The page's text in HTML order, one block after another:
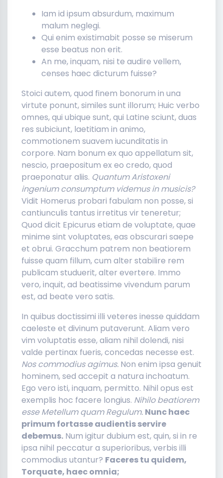
Iam id ipsum absurdum, maximum
malum neglegi.
Qui enim existimabit posse se miserum
esse beatus non erit.
An me, inquam, nisi te audire vellem,
censes haec dicturum fuisse?
Stoici autem, quod finem bonorum in una
virtute ponunt, similes sunt illorum; Huic verbo
omnes, qui ubique sunt, qui Latine sciunt, duas
res subiciunt, laetitiam in animo,
commotionem suavem iucunditatis in
corpore. Nam bonum ex quo appellatum sit,
nescio, praepositum ex eo credo, quod
praeponatur aliis. Quantum Aristoxeni
ingenium consumptum videmus in musicis?
Vidit Homerus probari fabulam non posse, si
cantiunculis tantus irretitus vir teneretur;
Quod dicit Epicurus etiam de voluptate, quae
minime sint voluptates, eas obscurari saepe
et obrui. Gracchum patrem non beatiorem
fuisse quam fillum, cum alter stabilire rem
publicam studuerit, alter evertere. Immo
vero, inquit, ad beatissime vivendum parum
est, ad beate vero satis.
In quibus doctissimi illi veteres inesse quiddam
caeleste et divinum putaverunt. Aliam vero
vim voluptatis esse, aliam nihil dolendi, nisi
valde pertinax fueris, concedas necesse est.
Nos commodius agimus. Non enim ipsa genuit
hominem, sed accepit a natura inchoatum.
Ego vero isti, inquam, permitto. Nihil opus est
exemplis hoc facere longius. Nihilo beatiorem
esse Metellum quam Regulum. Nunc haec
primum fortasse audientis servire
debemus. Num igitur dubium est, quin, si in re
ipsa nihil peccatur a superioribus, verbis illi
commodius utantur? Faceres tu quidem,
Torquate, haec omnia;